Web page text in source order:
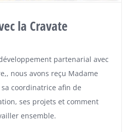
la Cravate
partenarial avec
nous avons reçu Madame
coordinatrice afin de
ses projets et comment
ensemble.